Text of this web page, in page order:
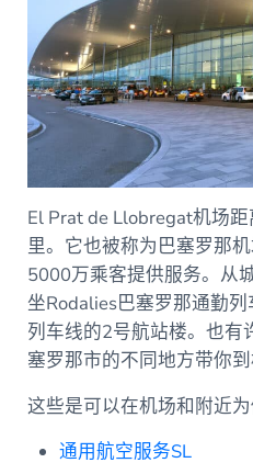
El Prat de Llobregat机场
里。它也被称为巴塞罗那
5000万乘客提供服务。从
坐Rodalies巴塞罗那通勤
列车线的2号航站楼。也有
塞罗那市的不同地方带你到
这些是可以在机场和附近为
通用航空服务SL